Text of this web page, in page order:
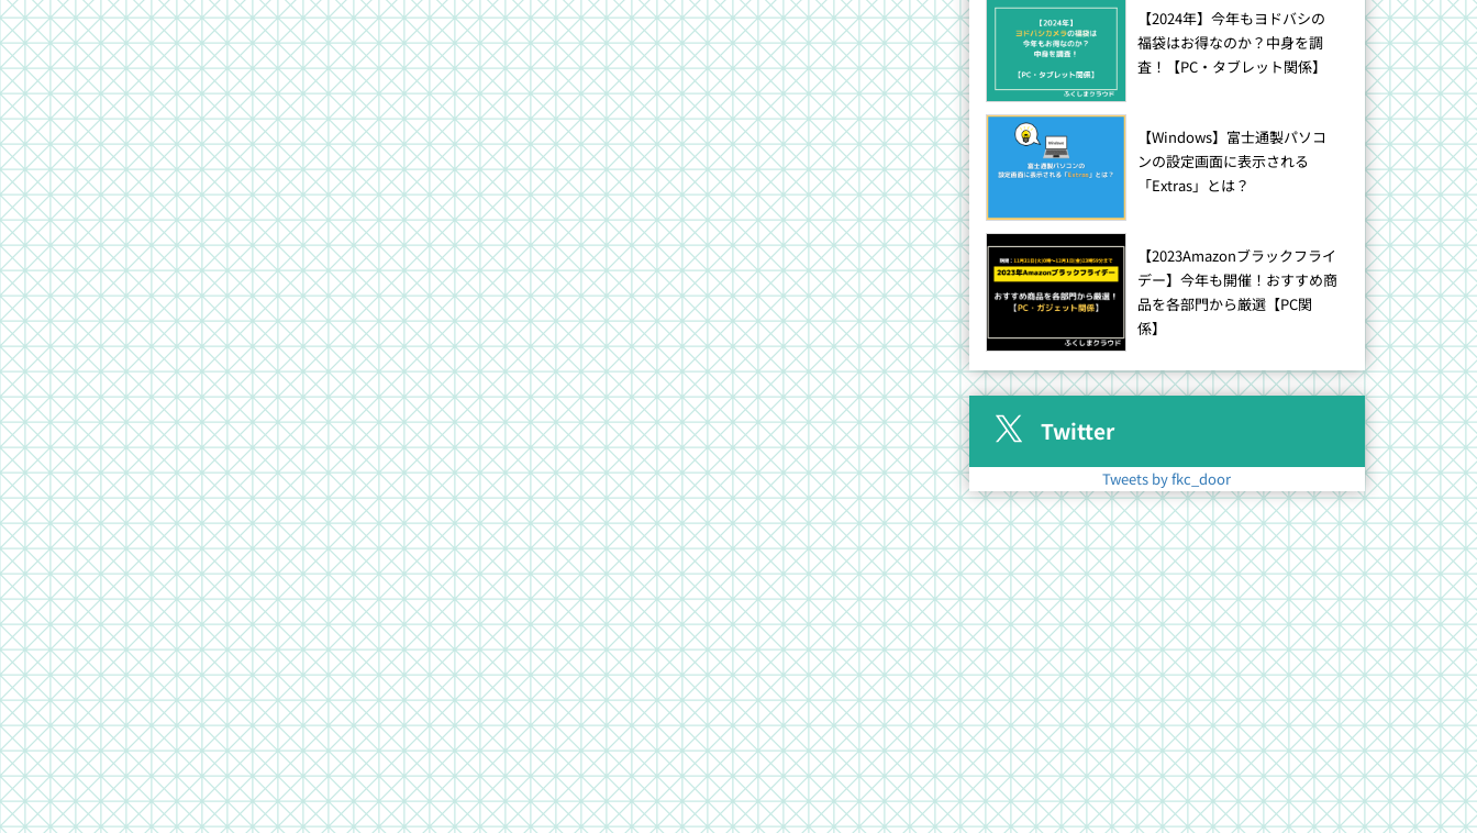
【2024年】今年もヨドバシの
福袋はお得なのか？中身を調
査！【PC・タブレット関係】
【Windows】富士通製パソコ
ンの設定画面に表示される
「Extras」とは？
【2023Amazonブラックフライ
デー】今年も開催！おすすめ商
品を各部門から厳選【PC関
係】
Twitter
Tweets by fkc_door